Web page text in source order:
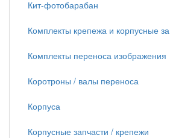
Кит-фотобарабан
Комплекты крепежа и корпусные за
Комплекты переноса изображения
Коротроны / валы переноса
Корпуса
Корпусные запчасти / крепежи